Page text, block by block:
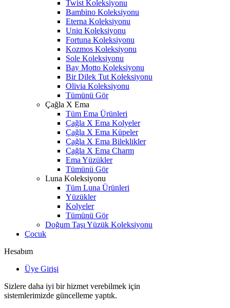
Twist Koleksiyonu
Bambino Koleksiyonu
Eterna Koleksiyonu
Uniq Koleksiyonu
Fortuna Koleksiyonu
Kozmos Koleksiyonu
Sole Koleksiyonu
Bay Motto Koleksiyonu
Bir Dilek Tut Koleksiyonu
Olivia Koleksiyonu
Tümünü Gör
Çağla X Ema
Tüm Ema Ürünleri
Çağla X Ema Kolyeler
Çağla X Ema Küpeler
Çağla X Ema Bileklikler
Çağla X Ema Charm
Ema Yüzükler
Tümünü Gör
Luna Koleksiyonu
Tüm Luna Ürünleri
Yüzükler
Kolyeler
Tümünü Gör
Doğum Taşı Yüzük Koleksiyonu
Çocuk
Hesabım
Üye Girişi
Sizlere daha iyi bir hizmet verebilmek için
sistemlerimizde güncelleme yaptık.